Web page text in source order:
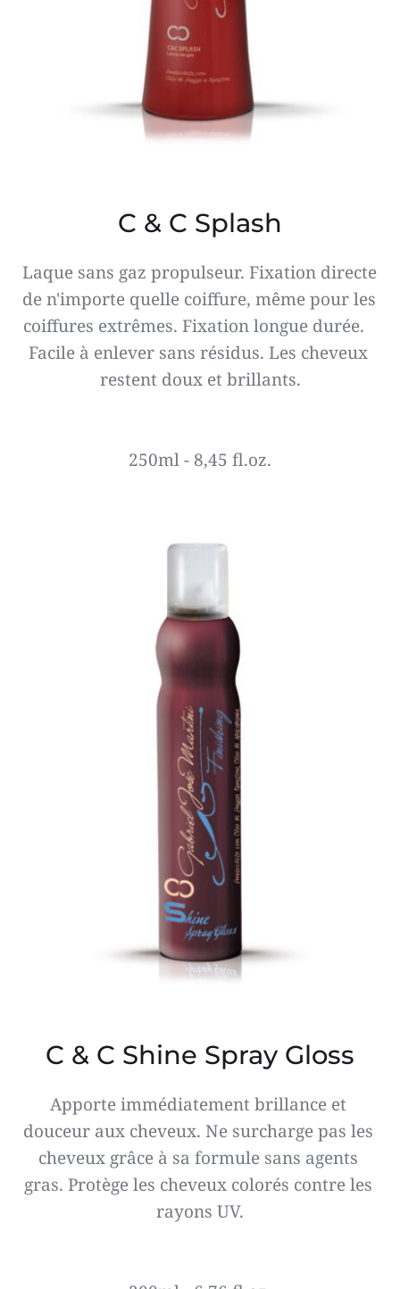
C & C Splash
Laque sans gaz propulseur. Fixation directe
de n'importe quelle coiffure, même pour les
coiffures extrêmes. Fixation longue durée.
Facile à enlever sans résidus. Les cheveux
restent doux et brillants.
250ml - 8,45 fl.oz.
C & C Shine Spray Gloss
Apporte immédiatement brillance et
douceur aux cheveux. Ne surcharge pas les
cheveux grâce à sa formule sans agents
gras. Protège les cheveux colorés contre les
rayons UV.